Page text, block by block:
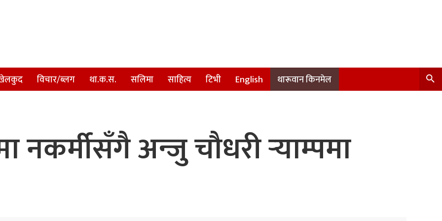
विचार/ब्लग था.क.स. सलिमा साहित्य टिभी English थारूवान किनमेल
नकर्मीसँगै अन्जु चौधरी र्‍याम्पमा